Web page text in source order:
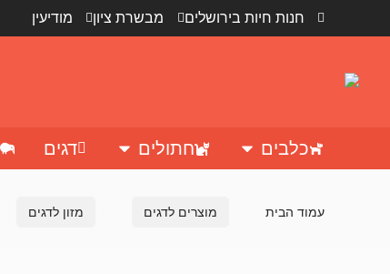
חנות חיות בירושלים מבשרת ציון מודיעין
כלבים חתולים דגים
עמוד הבית מוצרים לדגים מזון לדגים